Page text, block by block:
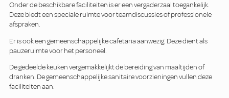
Onder de beschikbare faciliteiten is er een vergaderzaal toegankelijk.
Deze biedt een speciale ruimte voor teamdiscussies of professionele
afspraken.
Er is ook een gemeenschappelijke cafetaria aanwezig. Deze dient als
pauzeruimte voor het personeel.
De gedeelde keuken vergemakkelijkt de bereiding van maaltijden of
dranken. De gemeenschappelijke sanitaire voorzieningen vullen deze
faciliteiten aan.